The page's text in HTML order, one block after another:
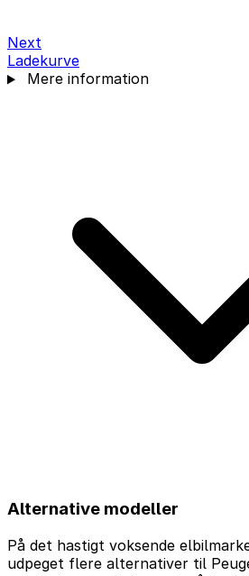
Next
Ladekurve
Mere information
Alternative modeller
På det hastigt voksende
udpeget flere alternativer til